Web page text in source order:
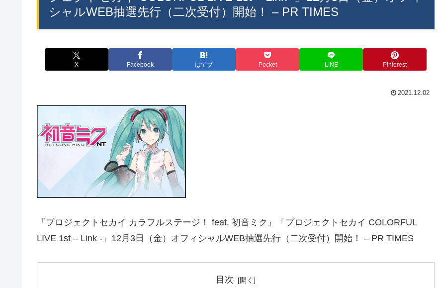
シャルWEB抽選先行（二次受付）開始！ – PR TIMES
X Facebook はてブ Pocket LINE Pinterest
2021.12.02
『プロジェクトセカイ カラフルステージ！ feat. 初音ミク』「プロジェクトセカイ COLORFUL
LIVE 1st – Link -」12月3日（金）オフィシャルWEB抽選先行（二次受付）開始！ – PR TIMES
目次